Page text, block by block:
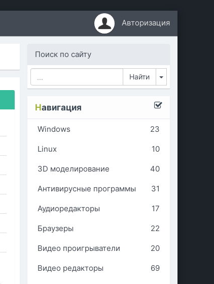
Авторизация
Поиск по сайту
Toggle
Навигация
Windows 23
Linux 10
3D моделирование 40
Антивирусные программы 31
Аудиоредакторы 17
Браузеры 22
Видео проигрыватели 20
Видео редакторы 69